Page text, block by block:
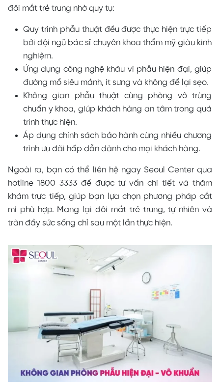
đôi mắt trẻ trung nhờ quy tụ:
Quy trình phẫu thuật đều được thực hiện trực tiếp
bởi đội ngũ bác sĩ chuyên khoa thẩm mỹ giàu kinh
nghiệm.
Ứng dụng công nghệ khâu vi phẫu hiện đại, giúp
đường mổ siêu mảnh, ít sưng và không để lại sẹo.
Không gian phẫu thuật cùng phòng vô trùng
chuẩn y khoa, giúp khách hàng an tâm trong quá
trình thực hiện.
Áp dụng chính sách bảo hành cùng nhiều chương
trình ưu đãi hấp dẫn dành cho mọi khách hàng.
Ngoài ra, bạn có thể liên hệ ngay Seoul Center qua
hotline 1800 3333 để được tư vấn chi tiết và thăm
khám trực tiếp, giúp bạn lựa chọn phương pháp cắt
mí phù hợp. Mang lại đôi mắt trẻ trung, tự nhiên và
tràn đầy sức sống chỉ sau một lần thực hiện.